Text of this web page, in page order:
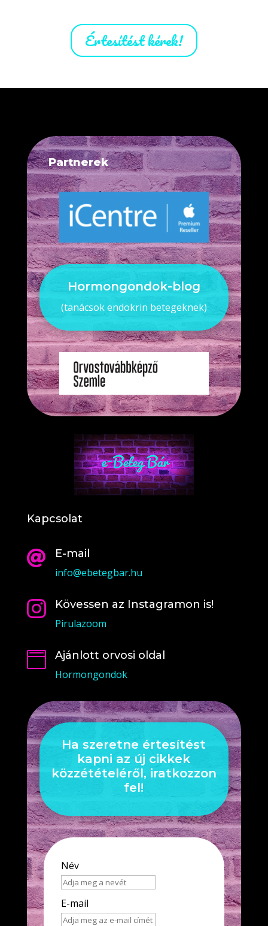
Értesítést kérek!
Partnerek
Hormongondok-blog
(tanácsok endokrin betegeknek)
Kapcsolat

E-mail
info@ebetegbar.hu

Kövessen az Instagramon is!
Pirulazoom

Ajánlott orvosi oldal
Hormongondok
Ha szeretne értesítést
kapni az új cikkek
közzétételéről, iratkozzon
fel!
Név
E-mail